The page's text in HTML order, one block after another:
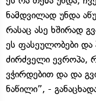
ნამდვილად უნდა
რასაც ასე ხშირად
ეს ფასეულობები და
ძირძველი ევროპა,
ვჭირდებით და და
ნაწილი”, -